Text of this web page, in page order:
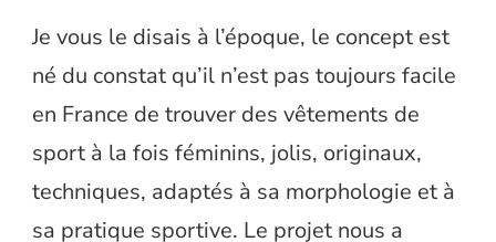
Je vous le disais à l’époque, le concept est
né du constat qu’il n’est pas toujours facile
en France de trouver des vêtements de
sport à la fois féminins, jolis, originaux,
techniques, adaptés à sa morphologie et à
sa pratique sportive. Le projet nous a